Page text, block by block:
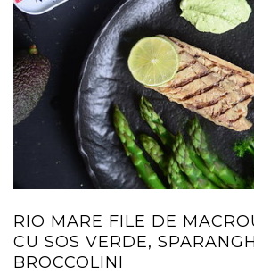
RIO MARE FILE DE
CU SOS VERDE,
BROCCOLINI